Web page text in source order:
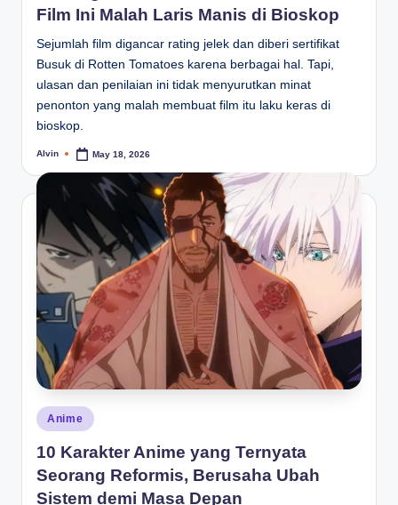
Film Ini Malah Laris Manis di Bioskop
Sejumlah film digancar rating jelek dan diberi sertifikat
Busuk di Rotten Tomatoes karena berbagai hal. Tapi,
ulasan dan penilaian ini tidak menyurutkan minat
penonton yang malah membuat film itu laku keras di
bioskop.
Posted
Alvin May 18, 2026
Posted
in
Anime
10 Karakter Anime yang Ternyata
Seorang Reformis, Berusaha Ubah
Sistem demi Masa Depan